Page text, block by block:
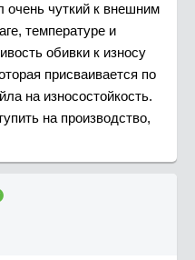
очень чуткий к внешним
температуре и
обивки к износу
присваивается по
на износостойкость.
на производство,